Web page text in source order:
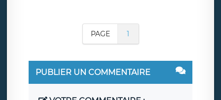
PAGE 1
PUBLIER UN COMMENTAIRE